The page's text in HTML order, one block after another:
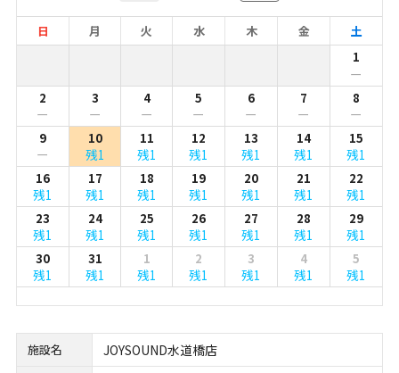
日 月 火 水 木 金
土
1
ー
2 3 4 5 6 7 8
ー ー ー ー ー ー ー
9 10 11 12 13 14 15
ー 残1 残1 残1 残1 残1 残1
16 17 18 19 20 21 22
残1 残1 残1 残1 残1 残1 残1
23 24 25 26 27 28 29
残1 残1 残1 残1 残1 残1 残1
30 31 1 2 3 4 5
残1 残1 残1 残1 残1 残1 残1
施設名 JOYSOUND水道橋店